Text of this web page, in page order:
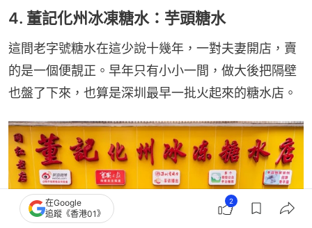
4. 董記化州冰凍糖水：芋頭糖水
這間老字號糖水在這少說十幾年，一對夫妻開店，賣
的是一個便靚正。早年只有小小一間，做大後把隔壁
也盤了下來，也算是深圳最早一批火起來的糖水店。
在Google
追蹤《香港01》
2